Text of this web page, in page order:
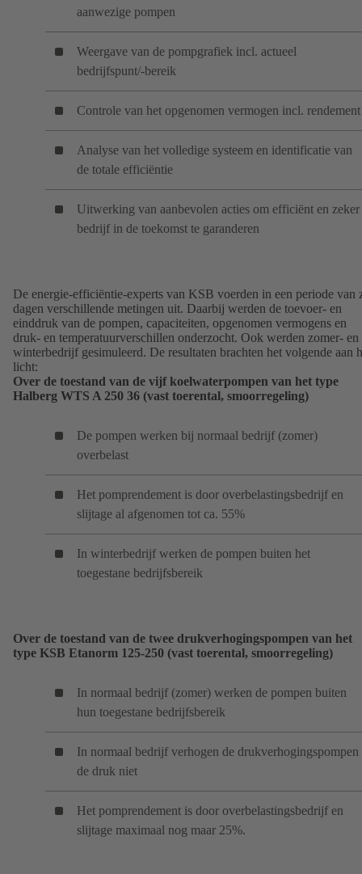
aanwezige pompen
Weergave van de pompgrafiek incl. actueel
bedrijfspunt/-bereik
Controle van het opgenomen vermogen incl. rendement
Analyse van het volledige systeem en identificatie van
de totale efficiëntie
Uitwerking van aanbevolen acties om efficiënt en zeker
bedrijf in de toekomst te garanderen
De energie-efficiëntie-experts van KSB voerden in een periode van
dagen verschillende metingen uit. Daarbij werden de toevoer- en
einddruk van de pompen, capaciteiten, opgenomen vermogens en
druk- en temperatuurverschillen onderzocht. Ook werden zomer- en
winterbedrijf gesimuleerd. De resultaten brachten het volgende aan
licht:
Over de toestand van de vijf koelwaterpompen van het type
Halberg WTS A 250 36 (vast toerental, smoorregeling)
De pompen werken bij normaal bedrijf (zomer)
overbelast
Het pomprendement is door overbelastingsbedrijf en
slijtage al afgenomen tot ca. 55%
In winterbedrijf werken de pompen buiten het
toegestane bedrijfsbereik
Over de toestand van de twee drukverhogingspompen van het
type KSB Etanorm 125-250 (vast toerental, smoorregeling)
In normaal bedrijf (zomer) werken de pompen buiten
hun toegestane bedrijfsbereik
In normaal bedrijf verhogen de drukverhogingspompen
de druk niet
Het pomprendement is door overbelastingsbedrijf en
slijtage maximaal nog maar 25%.